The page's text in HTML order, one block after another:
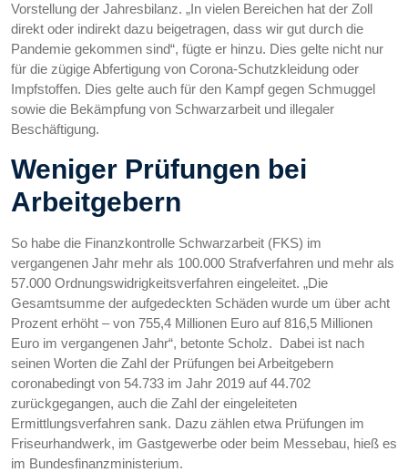
Vorstellung der Jahresbilanz. „In vielen Bereichen hat der Zoll
direkt oder indirekt dazu beigetragen, dass wir gut durch die
Pandemie gekommen sind“, fügte er hinzu. Dies gelte nicht nur
für die zügige Abfertigung von Corona-Schutzkleidung oder
Impfstoffen. Dies gelte auch für den Kampf gegen Schmuggel
sowie die Bekämpfung von Schwarzarbeit und illegaler
Beschäftigung.
Weniger Prüfungen bei
Arbeitgebern
So habe die Finanzkontrolle Schwarzarbeit (FKS) im
vergangenen Jahr mehr als 100.000 Strafverfahren und mehr als
57.000 Ordnungswidrigkeitsverfahren eingeleitet. „Die
Gesamtsumme der aufgedeckten Schäden wurde um über acht
Prozent erhöht – von 755,4 Millionen Euro auf 816,5 Millionen
Euro im vergangenen Jahr“, betonte Scholz. Dabei ist nach
seinen Worten die Zahl der Prüfungen bei Arbeitgebern
coronabedingt von 54.733 im Jahr 2019 auf 44.702
zurückgegangen, auch die Zahl der eingeleiteten
Ermittlungsverfahren sank. Dazu zählen etwa Prüfungen im
Friseurhandwerk, im Gastgewerbe oder beim Messebau, hieß es
im Bundesfinanzministerium.